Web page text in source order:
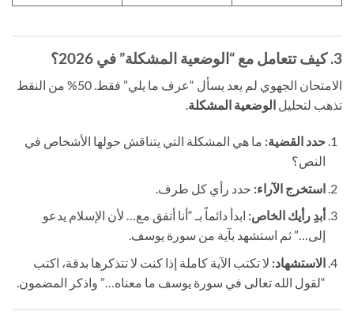
3. كيف تتعامل مع “الوضعية المشكلة” في 2026؟
الامتحان الجهوي لم يعد يسأل “عرف ما يلي” فقط. 50% من النقط
تذهب لتحليل الوضعية المشكلة.
حدد القضية: ما هي المشكلة التي يتناقش حولها الأشخاص في
النص؟
استخرج الآراء: حدد رأي كل طرف.
أبدِ رأيك الخاص: ابدأ دائماً بـ “أنا أتفق مع… لأن الإسلام يدعو
إلى…” ثم استشهد بآية من سورة يوسف.
الاستشهاد: لا تكتب الآية كاملة إذا كنت لا تتذكرها بدقة، اكتب
“لقول الله تعالى في سورة يوسف ما معناه…” واذكر المضمون.